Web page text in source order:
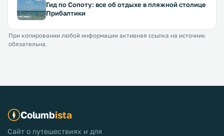
Гид по Сопоту: все об отдыхе в пляжной столице
Прибалтики
При копировании любой информации активная ссылка на источник
обязательна.
Columbista
Сайт о путешествиях и для